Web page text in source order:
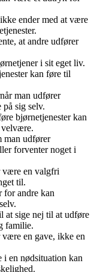
ender med at være
at andre udfører
i sit eget liv.
kan føre til
man udfører
sig selv.
bjørnetjenester kan
velvære.
man udfører
forventer noget i
være en valgfri
til.
for andre kan
at sige nej til at udføre
familie.
en gave, ikke en
en nødsituation kan